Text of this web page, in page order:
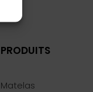
PRODUITS
Matelas